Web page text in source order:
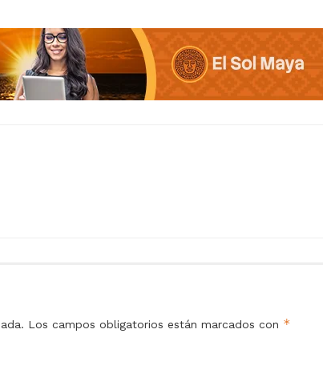
Los campos obligatorios están marcados con *